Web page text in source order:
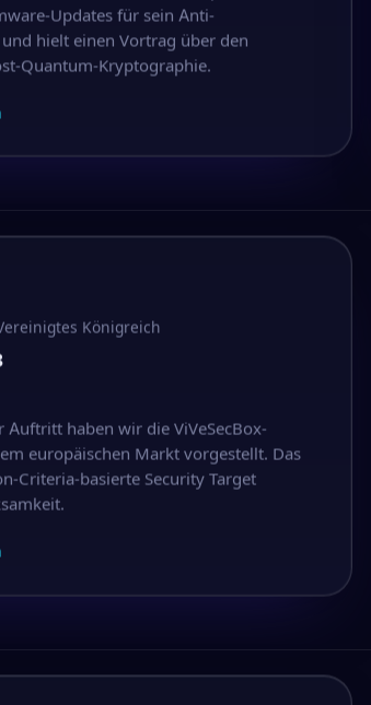
Updates für sein Anti-
hielt einen Vortrag über den
Quantum-Kryptographie.
Königreich
haben wir die ViVeSecBox-
europäischen Markt vorgestellt. Das
Criteria-basierte Security Target